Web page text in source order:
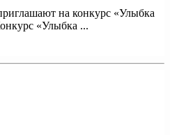
на конкурс «Улыбка
«Улыбка ...